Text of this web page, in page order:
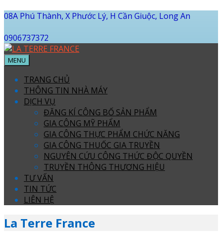
08A Phú Thành, X Phước Lý, H Cần Giuộc, Long An
0906737372
MENU
TRANG CHỦ
THÔNG TIN NHÀ MÁY
DỊCH VỤ
ĐĂNG KÍ CÔNG BỐ SẢN PHẨM
GIA CÔNG MỸ PHẨM
GIA CÔNG THỰC PHẨM CHỨC NĂNG
GIA CÔNG THUỐC GIA TRUYỀN
NGUYÊN CỨU CÔNG THỨC ĐỘC QUYỀN
TRUYỀN THÔNG THƯƠNG HIỆU
TƯ VẤN
TIN TỨC
LIÊN HỆ
La Terre France